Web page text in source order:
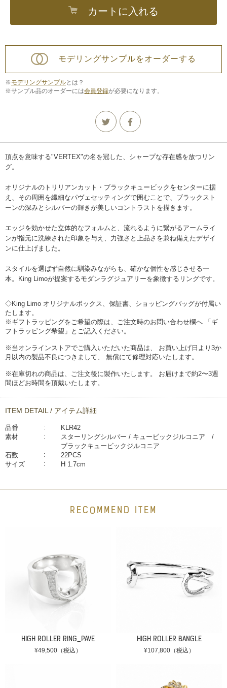
カートに入れる
モデリングサンプルをオーダーする
※モデリングサンプルとは？
※サンプル品のオーダーには会員登録が必要になります。
頂点を意味する"VERTEX"の名を冠した、シャープな存在感を放つリン
グ。
オリジナルのトリリアンカット・ブラックキュービックをセンターに据
え、その周囲を繊細なパヴェセッティングで囲むことで、ブラックスト
ーンの深みとシルバーの輝きが美しいコントラストを描きます。
エッジを効かせた立体的なフォルムと、流れるように繋がるアームライ
ンが指元に洗練された印象を与え、力強さと上品さを兼ね備えたデザイ
ンに仕上げました。
スタイルを選ばず自然に馴染みながらも、確かな個性を感じさせる一
本。King Limoが提案するモダンラグジュアリーを象徴するリングです。
◇King Limo オリジナルボックス、保証書、ショッピングバッグが付属い
たします。
※ギフトラッピングをご希望の際は、ご注文時のお問い合わせ欄へ 「ギ
フトラッピング希望」とご記入ください。
※当オンラインストアでご購入いただいた商品は、 お買い上げ日より3か
月以内の製品不良につきまして、 無償にて修理対応いたします。
※在庫切れの商品は、ご注文後に製作いたします。 お届けまで約2〜3週
間ほどお時間を頂戴いたします。
ITEM DETAIL / アイテム詳細
品番
KLR42
素材
スターリングシルバー / キュービックジルコニア /
ブラックキュービックジルコニア
石数
22PCS
サイズ
H 1.7cm
RECOMMEND ITEM
HIGH ROLLER RING_PAVE
¥49,500（税込）
HIGH ROLLER BANGLE
¥107,800（税込）